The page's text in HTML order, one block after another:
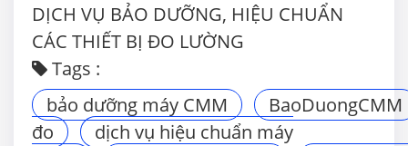
DỊCH VỤ BẢO DƯỠNG, HIỆU CHUẨN
CÁC THIẾT BỊ ĐO LƯỜNG
Tags :
bảo dưỡng máy CMM
BaoDuongCMM
đo
dịch vụ hiệu chuẩn máy